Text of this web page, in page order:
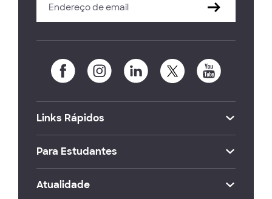
Links Rápidos
Para Estudantes
Atualidade